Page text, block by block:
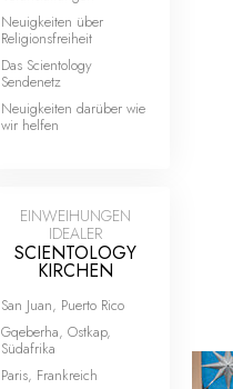
Neuigkeiten über
Religionsfreiheit
Das Scientology
Sendenetz
Neuigkeiten darüber wie
wir helfen
EINWEIHUNGEN
IDEALER
SCIENTOLOGY
KIRCHEN
San Juan, Puerto Rico
Gqeberha, Ostkap,
Südafrika
Paris, Frankreich